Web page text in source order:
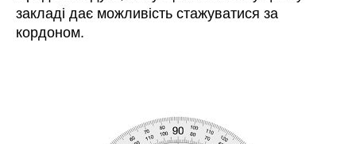
закладі дає можливість стажуватися за
кордоном.